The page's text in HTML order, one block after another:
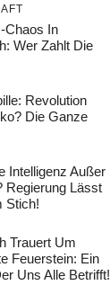
Chaos In
Wer Zahlt Die
Revolution
Die Ganze
Intelligenz Außer
Regierung Lässt
Stich!
Trauert Um
Feuerstein: Ein
Uns Alle Betrifft!